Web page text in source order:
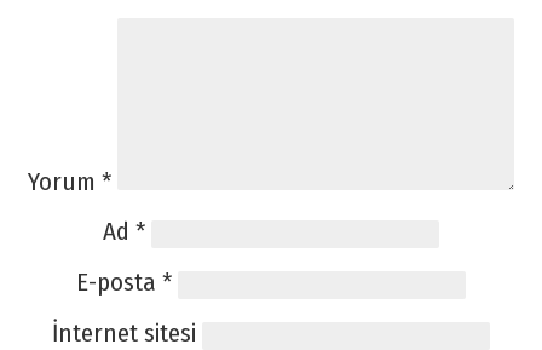
Yorum *
Ad *
E-posta *
İnternet sitesi